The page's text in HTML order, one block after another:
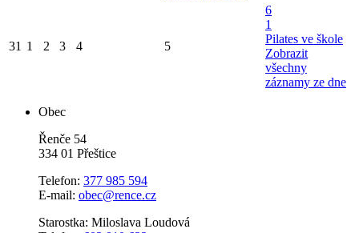
31 1 2 3 4 5
6
1
Pilates ve škole
Zobrazit
všechny
záznamy ze dne
Obec
Řenče 54
334 01 Přeštice
Telefon: 377 985 594
E-mail: obec@rence.cz
Starostka: Miloslava Loudová